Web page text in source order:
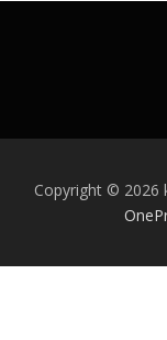
Copyright © 2026